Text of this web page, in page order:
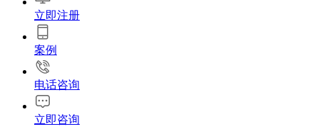
立即注册
案例
电话咨询
立即咨询